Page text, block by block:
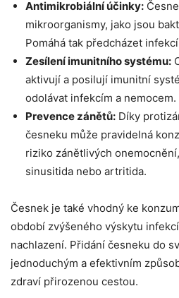
Antimikrobiální účinky:
mikroorganismy, jako⁤ jsou⁢
⁣Pomáhá tak předcházet
Zesílení imunitního ⁣systému:
aktivují a‍ posilují imunitní
odolávat infekcím⁣ a nemocem.
Prevence zánětů: Díky
česneku může pravidelná
riziko ​zánětlivých⁤
sinusitida nebo artritida.
Česnek je ​také vhodný ‌ke
období zvýšeného výskytu
nachlazení. Přidání česneku​ do⁤
jednoduchým‍ a efektivním
zdraví⁣ přirozenou cestou.